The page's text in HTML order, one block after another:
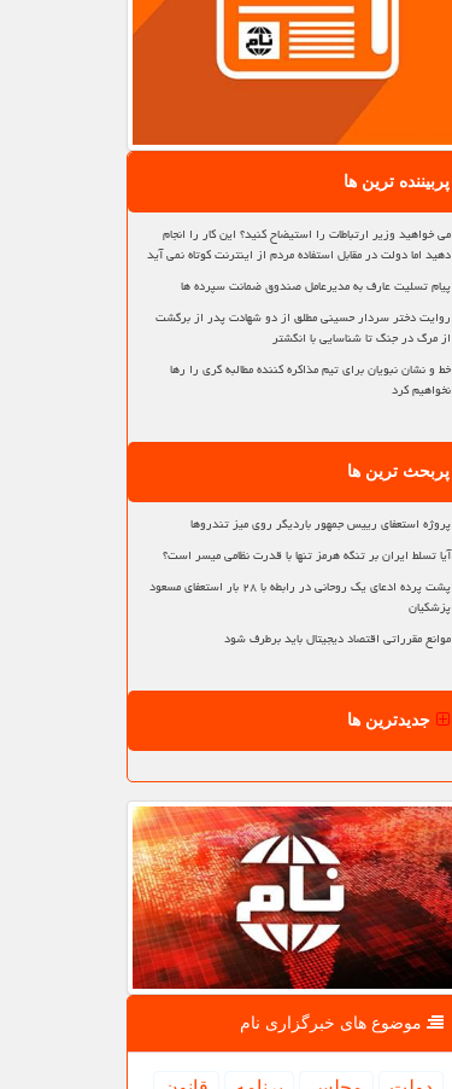
پربیننده ترین ها
می خواهید وزیر ارتباطات را استیضاح کنید؟ این کار را انجام
دهید اما دولت در مقابل استفاده مردم از اینترنت کوتاه نمی آید
پیام تسلیت عارف به مدیرعامل صندوق ضمانت سپرده ها
روایت دختر سردار حسینی مطلق از دو شهادت پدر از برگشت
از مرگ در جنگ تا شناسایی با انگشتر
خط و نشان نبویان برای تیم مذاکره کننده مطالبه گری را رها
نخواهیم کرد
پربحث ترین ها
پروژه استعفای رییس جمهور باردیگر روی میز تندروها
آیا تسلط ایران بر تنگه هرمز تنها با قدرت نظامی میسر است؟
پشت پرده ادعای یک روحانی در رابطه با ۲۸ بار استعفای مسعود
پزشکیان
موانع مقرراتی اقتصاد دیجیتال باید برطرف شود
جدیدترین ها
موضوع های خبرگزاری نام